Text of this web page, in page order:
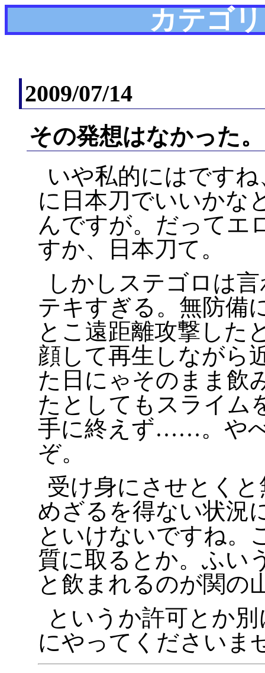
カテゴ
2009/07/14
その発想はなかった。
いや私的にはです
に日本刀でいいかな
んですが。だってエ
すか、日本刀て。
しかしステゴロは
テキすぎる。無防備
とこ遠距離攻撃した
顔して再生しながら
た日にゃそのまま飲
たとしてもスライム
手に終えず……。や
ぞ。
受け身にさせとく
めざるを得ない状況
といけないですね。
質に取るとか。ふい
と飲まれるのが関の
というか許可とか
にやってくださいま